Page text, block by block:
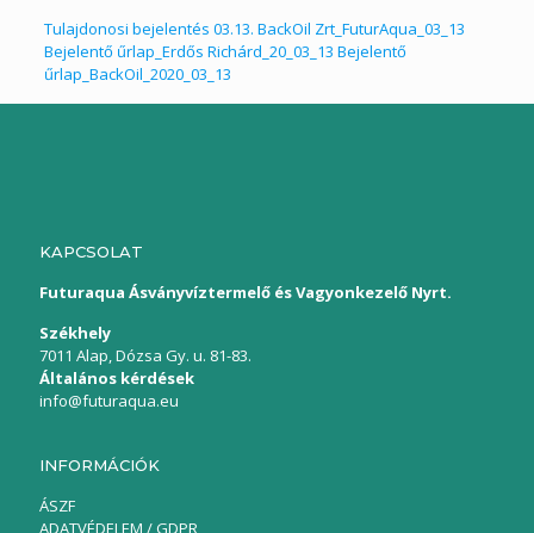
Tulajdonosi bejelentés 03.13. BackOil Zrt_FuturAqua_03_13
Bejelentő űrlap_Erdős Richárd_20_03_13 Bejelentő
űrlap_BackOil_2020_03_13
KAPCSOLAT
Futuraqua Ásványvíztermelő és Vagyonkezelő Nyrt.
Székhely
7011 Alap, Dózsa Gy. u. 81-83.
Általános kérdések
info@futuraqua.eu
INFORMÁCIÓK
ÁSZF
ADATVÉDELEM / GDPR